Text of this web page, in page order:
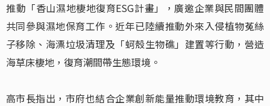
推動「香山濕地棲地復育ESG計畫」，廣邀企業與民間團體
共同參與濕地保育工作。近年已陸續推動外來入侵植物菟絲
子移除、海漂垃圾清理及「蚵殼生物礁」建置等行動，營造
海草床棲地，復育潮間帶生態環境。
高市長指出，市府也結合企業創新能量推動環境教育，其中